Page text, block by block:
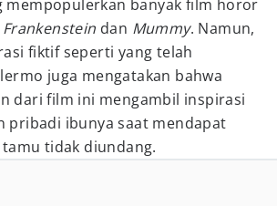
mempopulerkan banyak film horor
Frankenstein dan Mummy. Namun,
fiktif seperti yang telah
juga mengatakan bahwa
dari film ini mengambil inspirasi
pribadi ibunya saat mendapat
tamu tidak diundang.